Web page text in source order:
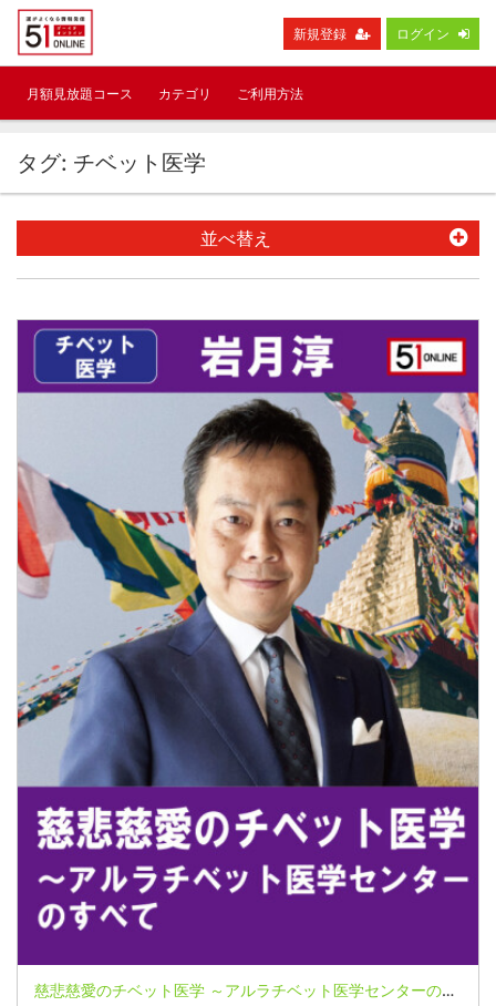
新規登録 ログイン
月額見放題コース カテゴリ ご利用方法
タグ: チベット医学
並べ替え
慈悲慈愛のチベット医学 ～アルラチベット医学センターのすべて～ ★岩月淳